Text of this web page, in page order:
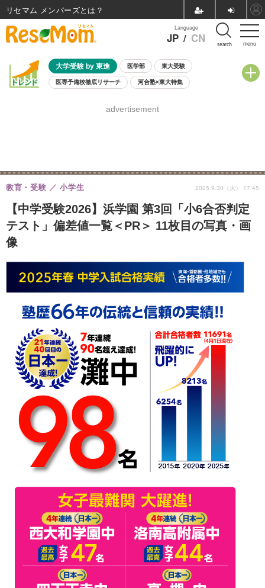
menu
Language
JP / CN search
大学受験 by 東進 医学部 東大受験
医専予備校徹底リサーチ 河合塾×東大特集
8月開催学校説明会・相談会
advertisement
【中学受験2026】浜学園 第3回「小6合否判定
テスト」偏差値一覧＜PR＞ 11枚目の写真・画
像
教育・受験 小学生 2025.9.30（火） 17:45
リセマム メンバーズ